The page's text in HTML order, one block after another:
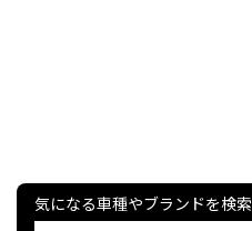
気になる車種やブランドを検索